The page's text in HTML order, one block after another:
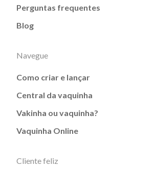
Perguntas frequentes
Blog
Navegue
Como criar e lançar
Central da vaquinha
Vakinha ou vaquinha?
Vaquinha Online
Cliente feliz